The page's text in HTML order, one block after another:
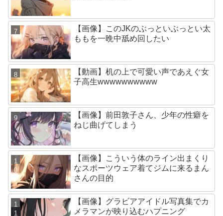
【画像】このJKのぶっといぶっとい太
ももを一晩中舐め回したい
【動画】机の上で可愛い声であえぐ女
子高生wwwwwwwwww
【画像】前田敦子さん、少年の性癖を
ねじ曲げてしまう
【画像】こういう体のライン出まくり
なスポーツウェア着てジムに来るまん
さんの目的
【画像】グラビアアイドル写真集でカ
メラマンが映り込むハプニング